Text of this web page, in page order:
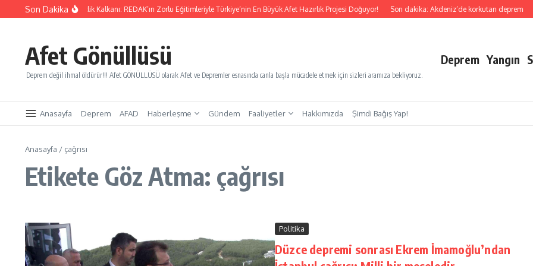
İçeriğe atlaSon Dakika
Kurtaracak Gençlik Kalkanı: REDAK’ın Zorlu Eğitimleriyle Türkiye’nin En Büyük Afet Hazırlık Projesi Doğuyor! Son dakika: Akdeniz’de korkutan deprem
Afet Gönüllüsü
Deprem değil ihmal öldürür!!! Afet GÖNÜLLÜSÜ olarak Afet ve Depremler esnasında canla başla mücadele etmek için sizleri aramıza bekliyoruz.
Deprem Yangın
Anasayfa Deprem AFAD Haberleşme Gündem Faaliyetler Hakkımızda Şimdi Bağış Yap!
Anasayfa / çağrısı
Etikete Göz Atma: çağrısı
Politika
Düzce depremi sonrası Ekrem İmamoğlu’ndan